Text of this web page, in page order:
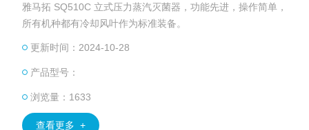
雅马拓 SQ510C 立式压力蒸汽灭菌器，功能先进，操作简单，
所有机种都有冷却风叶作为标准装备。
更新时间：2024-10-28
产品型号：
浏览量：1633
查看更多 +